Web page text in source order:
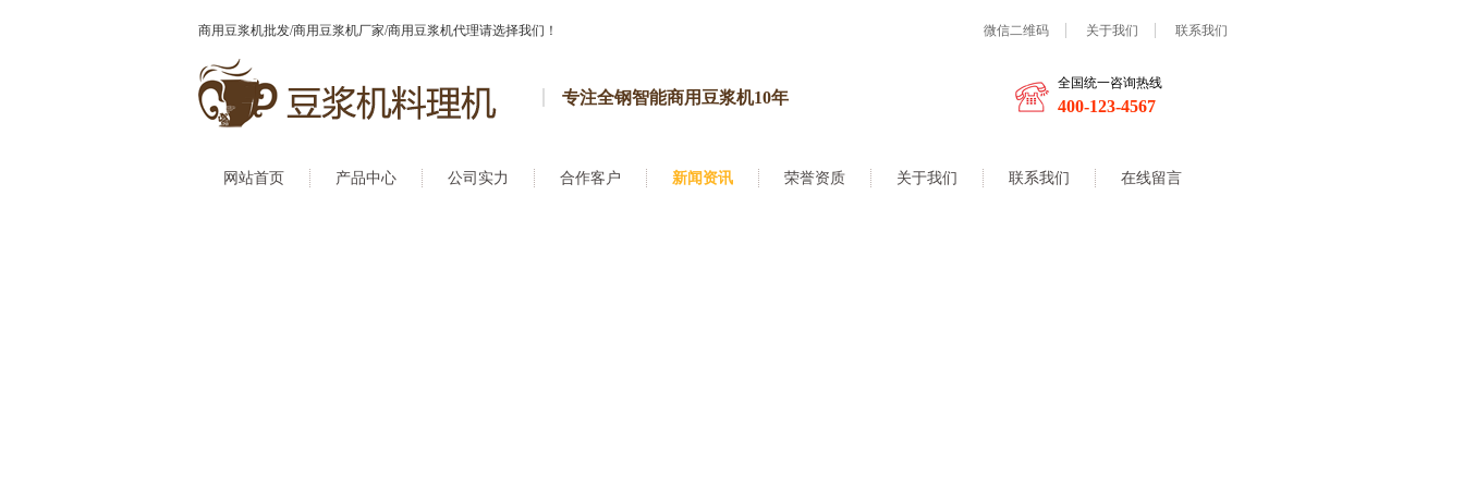
商用豆浆机批发/商用豆浆机厂家/商用豆浆机代理请选择我们！ 微信二维码 关于我们 联系我们
专注全钢智能商用豆浆机10年
全国统一咨询热线
400-123-4567
网站首页 产品中心 公司实力 合作客户 新闻资讯 荣誉资质 关于我们 联系我们 在线留言